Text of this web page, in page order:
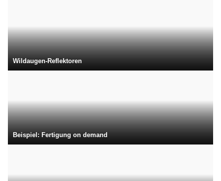
Wildaugen-Reflektoren
Beispiel: Fertigung on demand